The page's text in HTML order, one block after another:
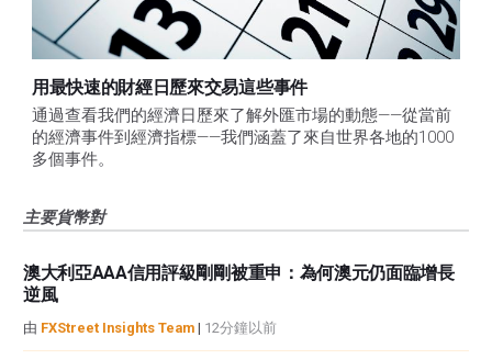
用最快速的財經日歷來交易這些事件
通過查看我們的經濟日歷來了解外匯市場的動態——從當前
的經濟事件到經濟指標——我們涵蓋了來自世界各地的1000
多個事件。
主要貨幣對
澳大利亞AAA信用評級剛剛被重申：為何澳元仍面臨增長
逆風
由 FXStreet Insights Team | 12分鐘以前